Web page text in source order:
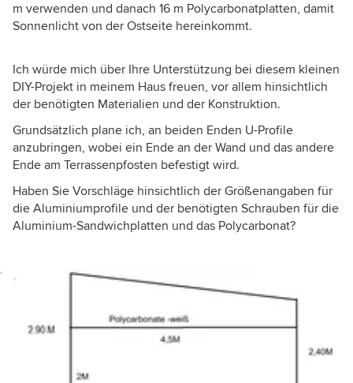
m verwenden und danach 16 m Polycarbonatplatten, damit
Sonnenlicht von der Ostseite hereinkommt.
Ich würde mich über Ihre Unterstützung bei diesem kleinen
DIY-Projekt in meinem Haus freuen, vor allem hinsichtlich
der benötigten Materialien und der Konstruktion.
Grundsätzlich plane ich, an beiden Enden U-Profile
anzubringen, wobei ein Ende an der Wand und das andere
Ende am Terrassenpfosten befestigt wird.
Haben Sie Vorschläge hinsichtlich der Größenangaben für
die Aluminiumprofile und der benötigten Schrauben für die
Aluminium-Sandwichplatten und das Polycarbonat?